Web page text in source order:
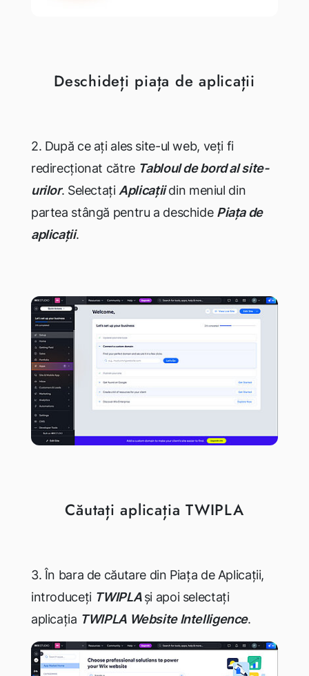
Deschideți piața de aplicații
2. După ce ați ales site-ul web, veți fi
redirecționat către Tabloul de bord al site-
urilor. SelectațiAplicațiidin meniul din
partea stângă pentru a deschide Piața de
aplicații.
Căutați aplicația TWIPLA
3. În bara de căutare din Piața de Aplicații,
introduceți TWIPLA și apoi selectați
aplicația TWIPLA Website Intelligence.